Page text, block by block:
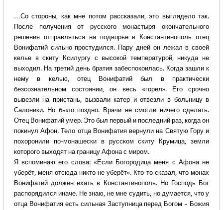
…Со стороны, как мне потом рассказали, это выглядело так.
После получения от русского монастыря окончательного
решения отправляться на подворье в Константинополь отец
Вонифатий сильно простудился. Пару дней он лежал в своей
келье в скиту Ксилургу с высокой температурой, никуда не
выходил. На третий день братия забеспокоилась. Когда зашли к
нему в келью, отец Вонифатий был в практически
безсознательном состоянии, он весь «горел». Его срочно
вывезли на пристань, вызвали катер и отвезли в больницу в
Салоники. Но было поздно. Врачи не смогли ничего сделать.
Отец Вонифатий умер. Это был первый и последний раз, когда он
покинул Афон. Тело отца Вонифатия вернули на Святую Гору и
похоронили по-монашески в русском скиту Крумица, земли
которого выходят на границу Афона с миром.
Я вспоминаю его слова: «Если Богородица меня с Афона не
уберёт, меня отсюда никто не уберёт». Кто-то сказал, что монах
Вонифатий должен ехать в Константинополь. Но Господь Бог
распорядился иначе. Не знаю, не мне судить, но думается, что у
отца Вонифатия есть сильная Заступница перед Богом – Божия